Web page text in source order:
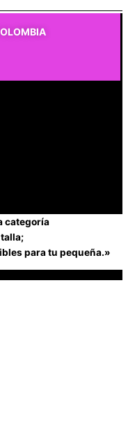
categoría
talla;
para tu pequeña.»